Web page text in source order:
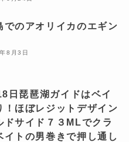
でのアオリイカのエギン
8月3日
日琵琶湖ガイドはベイ
！ほぼレジットデザイン
ドサイド７３MLでクラ
イトの男巻きで押し通し